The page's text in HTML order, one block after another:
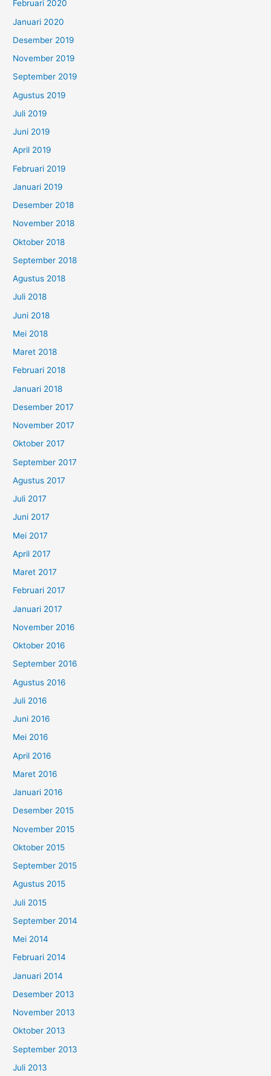
Februari 2020
Januari 2020
Desember 2019
November 2019
September 2019
Agustus 2019
Juli 2019
Juni 2019
April 2019
Februari 2019
Januari 2019
Desember 2018
November 2018
Oktober 2018
September 2018
Agustus 2018
Juli 2018
Juni 2018
Mei 2018
Maret 2018
Februari 2018
Januari 2018
Desember 2017
November 2017
Oktober 2017
September 2017
Agustus 2017
Juli 2017
Juni 2017
Mei 2017
April 2017
Maret 2017
Februari 2017
Januari 2017
November 2016
Oktober 2016
September 2016
Agustus 2016
Juli 2016
Juni 2016
Mei 2016
April 2016
Maret 2016
Januari 2016
Desember 2015
November 2015
Oktober 2015
September 2015
Agustus 2015
Juli 2015
September 2014
Mei 2014
Februari 2014
Januari 2014
Desember 2013
November 2013
Oktober 2013
September 2013
Juli 2013